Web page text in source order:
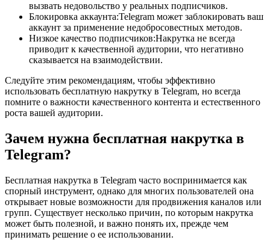
вызвать недовольство у реальных подписчиков.
Блокировка аккаунта:Telegram может заблокировать ваш
аккаунт за применение недобросовестных методов.
Низкое качество подписчиков:Накрутка не всегда
приводит к качественной аудитории, что негативно
сказывается на взаимодействии.
Следуйте этим рекомендациям, чтобы эффективно
использовать бесплатную накрутку в Telegram, но всегда
помните о важности качественного контента и естественного
роста вашей аудитории.
Зачем нужна бесплатная накрутка в
Telegram?
Бесплатная накрутка в Telegram часто воспринимается как
спорный инструмент, однако для многих пользователей она
открывает новые возможности для продвижения каналов или
групп. Существует несколько причин, по которым накрутка
может быть полезной, и важно понять их, прежде чем
принимать решение о ее использовании.